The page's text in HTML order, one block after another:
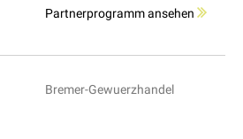
Partnerprogramm ansehen
Bremer-Gewuerzhandel